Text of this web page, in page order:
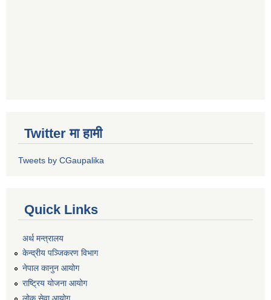
Twitter मा हामी
Tweets by CGaupalika
Quick Links
अर्थ मन्त्रालय
केन्द्रीय पञ्जिकरण विभाग
नेपाल कानुन आयोग
राष्ट्रिय योजना आयोग
लोक सेवा आयोग